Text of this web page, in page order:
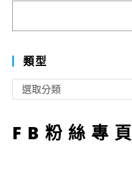
類型
型
選取分類
FB粉絲專頁